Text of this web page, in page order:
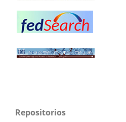
Repositorios